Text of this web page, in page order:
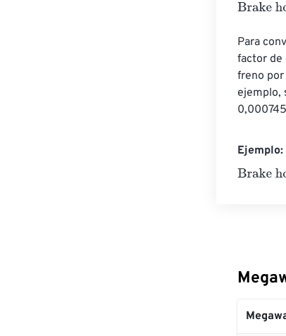
Brake
Para
factor de
freno
ejemplo,
Brake